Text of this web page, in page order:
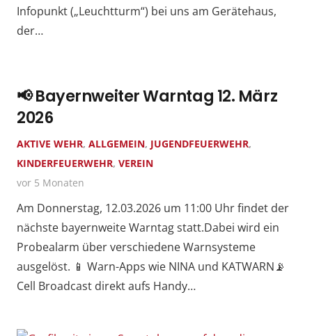
Infopunkt („Leuchtturm“) bei uns am Gerätehaus,
der…
📢 Bayernweiter Warntag 12. März
2026
AKTIVE WEHR, ALLGEMEIN, JUGENDFEUERWEHR,
KINDERFEUERWEHR, VEREIN
vor 5 Monaten
Am Donnerstag, 12.03.2026 um 11:00 Uhr findet der
nächste bayernweite Warntag statt.Dabei wird ein
Probealarm über verschiedene Warnsysteme
ausgelöst. 📱 Warn-Apps wie NINA und KATWARN📡
Cell Broadcast direkt aufs Handy…